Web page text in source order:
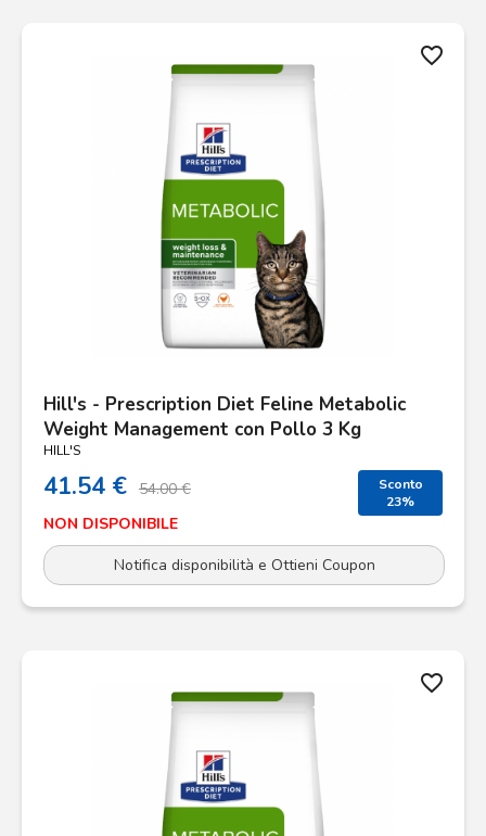
favorite_border
Hill's - Prescription Diet Feline Metabolic
Weight Management con Pollo 3 Kg
HILL'S
41.54 € 54.00 €
Sconto
23%
NON DISPONIBILE
Notifica disponibilità e Ottieni Coupon
favorite_border